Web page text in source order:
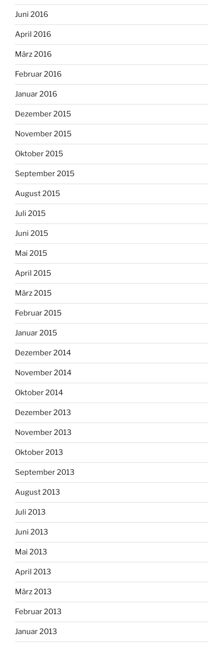
Juni 2016
April 2016
März 2016
Februar 2016
Januar 2016
Dezember 2015
November 2015
Oktober 2015
September 2015
August 2015
Juli 2015
Juni 2015
Mai 2015
April 2015
März 2015
Februar 2015
Januar 2015
Dezember 2014
November 2014
Oktober 2014
Dezember 2013
November 2013
Oktober 2013
September 2013
August 2013
Juli 2013
Juni 2013
Mai 2013
April 2013
März 2013
Februar 2013
Januar 2013